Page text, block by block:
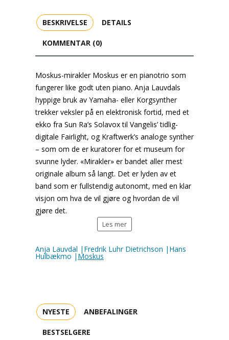
BESKRIVELSE DETAILS
KOMMENTAR (0)
Moskus-mirakler Moskus er en pianotrio som
fungerer like godt uten piano. Anja Lauvdals
hyppige bruk av Yamaha- eller Korgsynther
trekker veksler på en elektronisk fortid, med et
ekko fra Sun Ra’s Solavox til Vangelis’ tidlig-
digitale Fairlight, og Kraftwerk’s analoge synther
– som om de er kuratorer for et museum for
svunne lyder. «Mirakler» er bandet aller mest
originale album så langt. Det er lyden av et
band som er fullstendig autonomt, med en klar
visjon om hva de vil gjøre og hvordan de vil
gjøre det.
Les mer
Anja Lauvdal |Fredrik Luhr Dietrichson |Hans
Hulbækmo | Moskus
NYESTE ANBEFALINGER
BESTSELGERE